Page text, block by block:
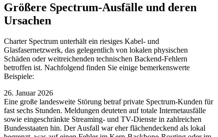
Größere Spectrum-Ausfälle und deren
Ursachen
Charter Spectrum unterhält ein riesiges Kabel- und
Glasfasernetzwerk, das gelegentlich von lokalen physischen
Schäden oder weitreichenden technischen Backend-Fehlern
betroffen ist. Nachfolgend finden Sie einige bemerkenswerte
Beispiele:
26. Januar 2026
Eine große landesweite Störung betraf private Spectrum-Kunden für
fast sechs Stunden. Meldungen deuteten auf totale Internetausfälle
sowie eingeschränkte Streaming- und TV-Dienste in zahlreichen
Bundesstaaten hin. Der Ausfall war eher flächendeckend als lokal